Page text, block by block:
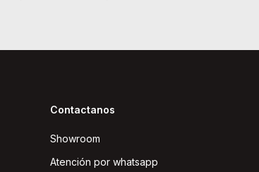
Contactanos
Showroom
Atención por whatsapp